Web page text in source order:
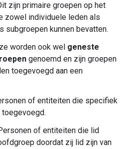
zijn primaire groepen op het
zowel individuele leden als
subgroepen kunnen bevatten.
worden ook wel geneste
genoemd en zijn groepen
toegevoegd aan een
of entiteiten die specifiek
toegevoegd.
of entiteiten die lid
doordat zij lid zijn van